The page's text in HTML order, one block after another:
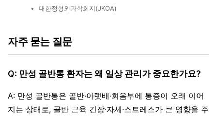
대한정형외과학회지(JKOA)
자주 묻는 질문
Q: 만성 골반통 환자는 왜 일상 관리가 중요한가요?
A: 만성 골반통은 골반·아랫배·회음부에 통증이 오래 이어
지는 상태로, 골반 근육 긴장·자세·스트레스가 큰 영향을 주